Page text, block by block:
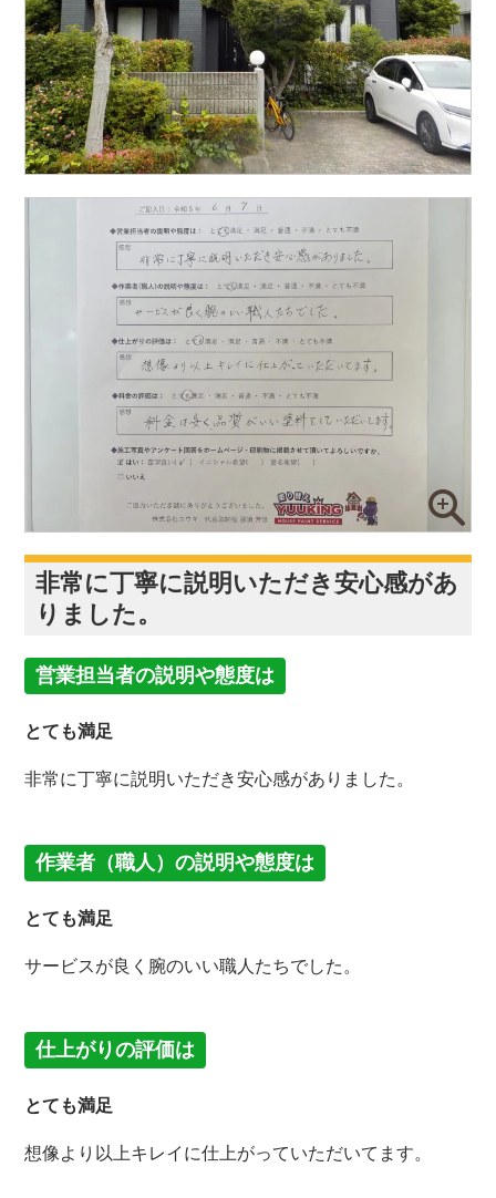
非常に丁寧に説明いただき安心感があ
りました。
営業担当者の説明や態度は
とても満足
非常に丁寧に説明いただき安心感がありました。
作業者（職人）の説明や態度は
とても満足
サービスが良く腕のいい職人たちでした。
仕上がりの評価は
とても満足
想像より以上キレイに仕上がっていただいてます。